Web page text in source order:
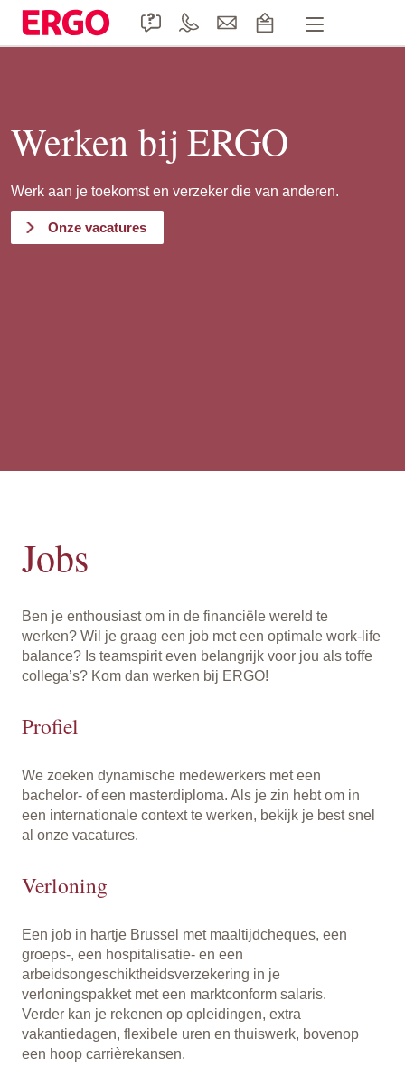
Duurzaamheid
Werken bij ERGO
Werk aan je toekomst en verzeker die van anderen.
Onze vacatures
Jobs
Ben je enthousiast om in de financiële wereld te
werken? Wil je graag een job met een optimale work-life
balance? Is teamspirit even belangrijk voor jou als toffe
collega’s? Kom dan werken bij ERGO!
Profiel
We zoeken dynamische medewerkers met een
bachelor- of een masterdiploma. Als je zin hebt om in
een internationale context te werken, bekijk je best snel
al onze vacatures.
Verloning
Een job in hartje Brussel met maaltijdcheques, een
groeps-, een hospitalisatie- en een
arbeidsongeschiktheidsverzekering in je
verloningspakket met een marktconform salaris.
Verder kan je rekenen op opleidingen, extra
vakantiedagen, flexibele uren en thuiswerk, bovenop
een hoop carrièrekansen.